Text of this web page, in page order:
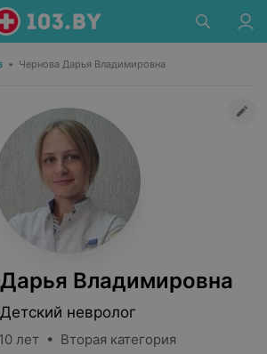
• Чернова Дарья Владимировна
Владимировна
Детский невролог
лет • Вторая категория